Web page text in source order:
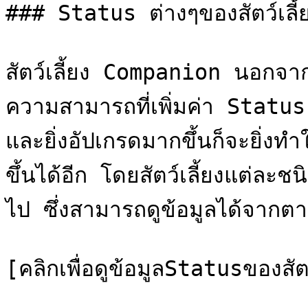
### Status ต่างๆของสัตว์เลี้
สัตว์เลี้ยง Companion นอกจา
ความสามารถที่เพิ่มค่า Status
และยิ่งอัปเกรดมากขึ้นก็จะยิ่ง
ขึ้นได้อีก โดยสัตว์เลี้ยงแต่ละช
ไป ซึ่งสามารถดูข้อมูลได้จากต
[คลิกเพื่อดูข้อมูลStatusของสั